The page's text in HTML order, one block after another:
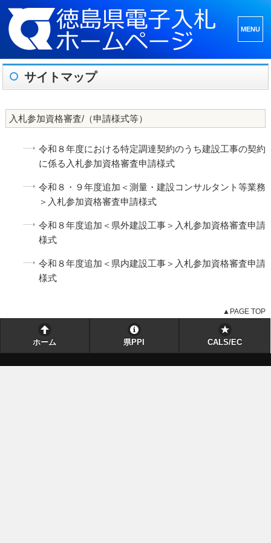
ーとウ
ィジェ
サイトマップ
入札参加資格審査/（申請様式等）
令和８年度における特定調達契約のうち建設工事の契約
に係る入札参加資格審査申請様式
令和８・９年度追加＜測量・建設コンサルタント等業務
＞入札参加資格審査申請様式
令和８年度追加＜県外建設工事＞入札参加資格審査申請
様式
令和８年度追加＜県内建設工事＞入札参加資格審査申請
様式
▲PAGE TOP
ホーム 県PPI CALS/EC